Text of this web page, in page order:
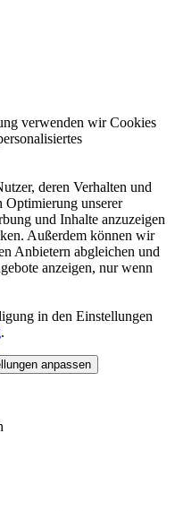
verwenden wir Cookies
deren Verhalten und
Optimierung unserer
und Inhalte anzuzeigen
Außerdem können wir
Anbietern abgleichen und
anzeigen, nur wenn
in den Einstellungen
.
anpassen